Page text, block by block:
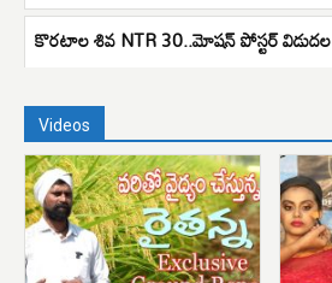
కొర‌టాల శివ NTR 30..మోష‌న్ పోస్టర్ విడుదల
Videos